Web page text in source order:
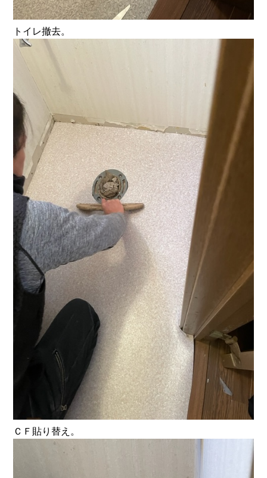
トイレ撤去。
ＣＦ貼り替え。